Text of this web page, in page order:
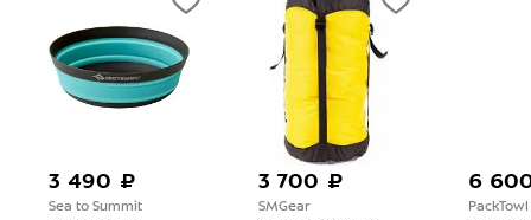
3 490 ₽
Sea to Summit
3 700 ₽
SMGear
6
PackTowl